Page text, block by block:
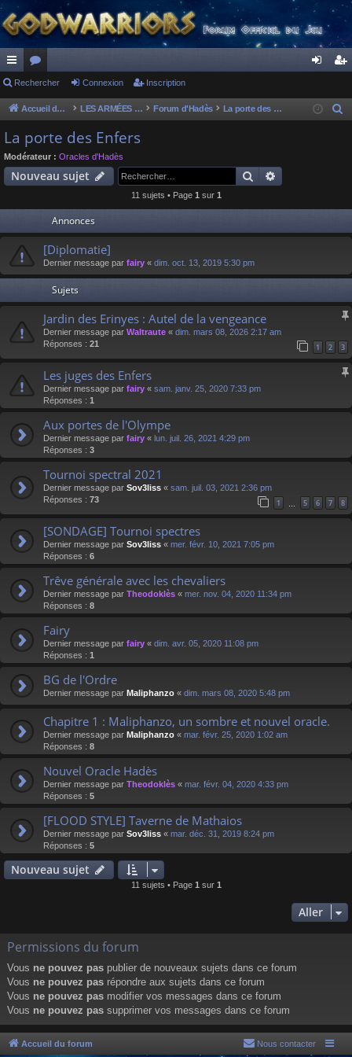
ac
co
ur
ci
or
u
s
ne cri
Rechercher Connexion Inscription
Accueil du forum LES ARMÉES DIVINES - FORUMS DE CLAN Forum d'Hadès La porte des Enfers
c
La porte des Enfers
Modérateur : Oracles d'Hadès
Nouveau sujet Rechercher
11 sujets • Page 1 sur 1
Annonces
[Diplomatie]
Dernier message par fairy « dim. oct. 13, 2019 5:30 pm
Sujets
Jardin des Erinyes : Autel de la vengeance
Dernier message par Waltraute « dim. mars 08, 2026 2:17 am
Réponses : 21 1 2 3
Les juges des Enfers
Dernier message par fairy « sam. janv. 25, 2020 7:33 pm
Réponses : 1
Aux portes de l'Olympe
Dernier message par fairy « lun. juil. 26, 2021 4:29 pm
Réponses : 3
Tournoi spectral 2021
Dernier message par Sov3liss « sam. juil. 03, 2021 2:36 pm
Réponses : 73 1 5 6 7 8
[SONDAGE] Tournoi spectres
Dernier message par Sov3liss « mer. févr. 10, 2021 7:05 pm
Réponses : 6
Trêve générale avec les chevaliers
Dernier message par Theodoklès « mer. nov. 04, 2020 11:34 pm
Réponses : 8
Fairy
Dernier message par fairy « dim. avr. 05, 2020 11:08 pm
Réponses : 1
BG de l'Ordre
Dernier message par Maliphanzo « dim. mars 08, 2020 5:48 pm
Chapitre 1 : Maliphanzo, un sombre et nouvel oracle.
Dernier message par Maliphanzo « mar. févr. 25, 2020 1:02 am
Réponses : 8
Nouvel Oracle Hadès
Dernier message par Theodoklès « mar. févr. 04, 2020 4:33 pm
Réponses : 5
[FLOOD STYLE] Taverne de Mathaios
Dernier message par Sov3liss « mar. déc. 31, 2019 8:24 pm
Réponses : 5
Nouveau sujet
11 sujets • Page 1 sur 1
Aller
Permissions du forum
Vous ne pouvez pas publier de nouveaux sujets dans ce forum
Vous ne pouvez pas répondre aux sujets dans ce forum
Vous ne pouvez pas modifier vos messages dans ce forum
Vous ne pouvez pas supprimer vos messages dans ce forum
Accueil du forum Nous contacter